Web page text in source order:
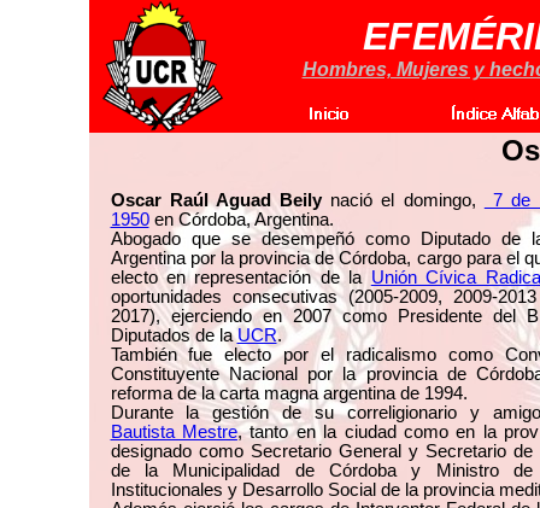
Hombres, Mujeres y
Oscar Raúl Aguad Beilynació el domingo,
7 de
1950en Córdoba, Argentina.
Abogado que se desempeñó como Diputado de
Argentina por la provincia de Córdoba, cargo para el
electo en representación de la Unión Cívica
oportunidades consecutivas (2005-2009, 2009-
2017), ejerciendo en 2007 como Presidente del
Diputados de laUCR.
También fue electo por el radicalismo como
Constituyente Nacional por la provincia de
reforma de la carta magna argentina de 1994.
Durante la gestión de su correligionario y
Bautista Mestre, tanto en la ciudad como en la
designado como Secretario General y Secretario de
de la Municipalidad de Córdoba y Ministro de
Institucionales y Desarrollo Social de la provincia